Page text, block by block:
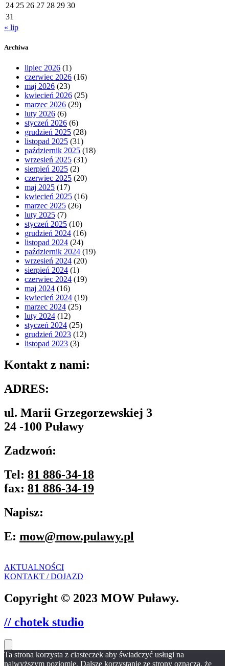
24 25 26 27 28 29 30
31
« lip
Archiwa
lipiec 2026 (1)
czerwiec 2026 (16)
maj 2026 (23)
kwiecień 2026 (25)
marzec 2026 (29)
luty 2026 (6)
styczeń 2026 (6)
grudzień 2025 (28)
listopad 2025 (31)
październik 2025 (18)
wrzesień 2025 (31)
sierpień 2025 (2)
czerwiec 2025 (20)
maj 2025 (17)
kwiecień 2025 (16)
marzec 2025 (26)
luty 2025 (7)
styczeń 2025 (10)
grudzień 2024 (16)
listopad 2024 (24)
październik 2024 (19)
wrzesień 2024 (20)
sierpień 2024 (1)
czerwiec 2024 (19)
maj 2024 (16)
kwiecień 2024 (19)
marzec 2024 (25)
luty 2024 (12)
styczeń 2024 (25)
grudzień 2023 (12)
listopad 2023 (3)
Kontakt z nami:
ADRES:
ul. Marii Grzegorzewskiej 3
24 -100 Puławy
Zadzwoń:
Tel: 81 886-34-18
fax: 81 886-34-19
Napisz:
E: mow@mow.pulawy.pl
AKTUALNOŚCI
KONTAKT / DOJAZD
Copyright © 2023 MOW Puławy.
// chotek studio
Ta strona korzysta z ciasteczek aby świadczyć usługi na
najwyższym poziomie. Dalsze korzystanie ze strony oznacza, że